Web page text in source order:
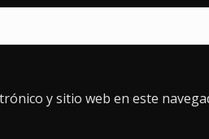
y sitio web en este